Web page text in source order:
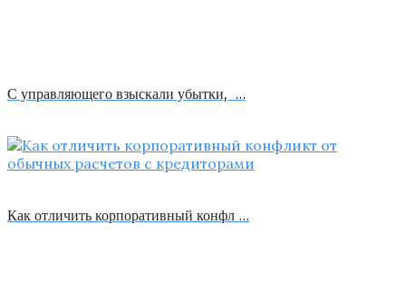
С управляющего взыскали убытки, …
Как отличить корпоративный конфл …